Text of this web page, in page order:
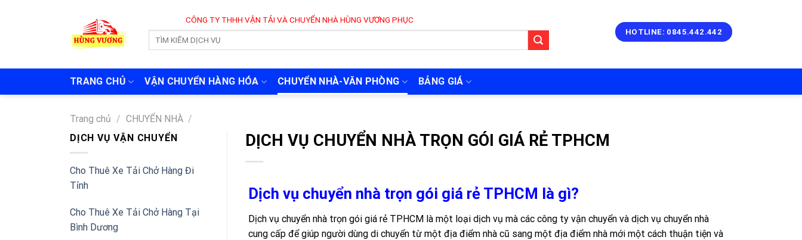
CÔNG TY THHH VẬN TẢI VÀ CHUYỂN NHÀ HÙNG VƯƠNG PHỤC VỤ 24/7
HOTLINE: 0845.442.442
TRANG CHỦ VẬN CHUYỂN HÀNG HÓA CHUYỂN NHÀ-VĂN PHÒNG BẢNG GIÁ
Trang chủ / CHUYỂN NHÀ /
DỊCH VỤ VẬN CHUYỂN
Cho Thuê Xe Tải Chở Hàng Đi
Tỉnh
Cho Thuê Xe Tải Chở Hàng Tại
Bình Dương
DỊCH VỤ CHUYỂN NHÀ TRỌN GÓI GIÁ RẺ TPHCM
Dịch vụ chuyển nhà trọn gói giá rẻ TPHCM là gì?
Dịch vụ chuyển nhà trọn gói giá rẻ TPHCM là một loại dịch vụ mà các công ty vận chuyển và dịch vụ chuyển nhà
cung cấp để giúp người dùng di chuyển từ một địa điểm nhà cũ sang một địa điểm nhà mới một cách thuận tiện và